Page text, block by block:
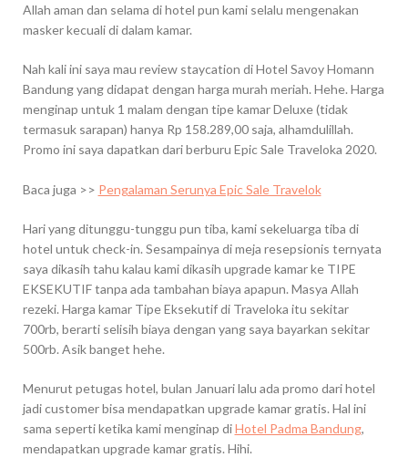
Allah aman dan selama di hotel pun kami selalu mengenakan
masker kecuali di dalam kamar.
Nah kali ini saya mau review staycation di Hotel Savoy Homann
Bandung yang didapat dengan harga murah meriah. Hehe. Harga
menginap untuk 1 malam dengan tipe kamar Deluxe (tidak
termasuk sarapan) hanya Rp 158.289,00 saja, alhamdulillah.
Promo ini saya dapatkan dari berburu Epic Sale Traveloka 2020.
Baca juga >> Pengalaman Serunya Epic Sale Travelok
Hari yang ditunggu-tunggu pun tiba, kami sekeluarga tiba di
hotel untuk check-in. Sesampainya di meja resepsionis ternyata
saya dikasih tahu kalau kami dikasih upgrade kamar ke TIPE
EKSEKUTIF tanpa ada tambahan biaya apapun. Masya Allah
rezeki. Harga kamar Tipe Eksekutif di Traveloka itu sekitar
700rb, berarti selisih biaya dengan yang saya bayarkan sekitar
500rb. Asik banget hehe.
Menurut petugas hotel, bulan Januari lalu ada promo dari hotel
jadi customer bisa mendapatkan upgrade kamar gratis. Hal ini
sama seperti ketika kami menginap diHotel Padma Bandung,
mendapatkan upgrade kamar gratis. Hihi.